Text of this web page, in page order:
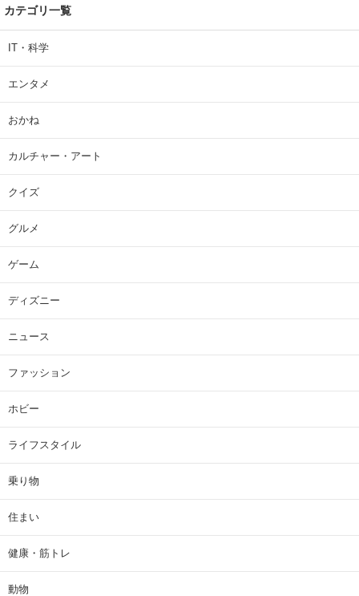
カテゴリ一覧
IT・科学
エンタメ
おかね
カルチャー・アート
クイズ
グルメ
ゲーム
ディズニー
ニュース
ファッション
ホビー
ライフスタイル
乗り物
住まい
健康・筋トレ
動物